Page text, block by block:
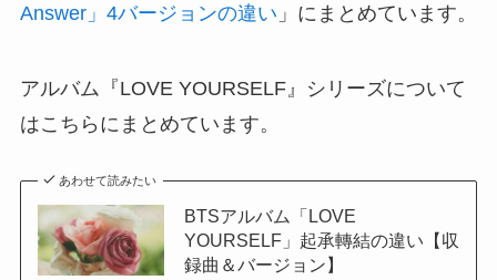
Answer」4バージョンの違い 」にまとめています。
アルバム『LOVE YOURSELF』シリーズについて
はこちらにまとめています。
あわせて読みたい
BTSアルバム「LOVE
YOURSELF」起承轉結の違い【収
録曲＆バージョン】